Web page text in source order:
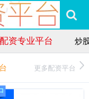
资专业平台 炒
更多配资平台